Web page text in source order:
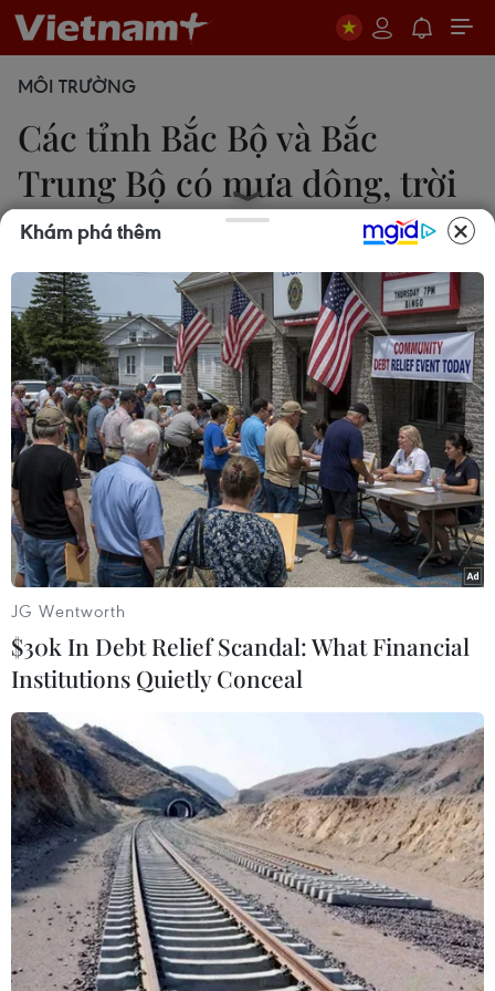
MÔI TRƯỜNG
Các tỉnh Bắc Bộ và Bắc
Trung Bộ có mưa dông, trời
rét
Thắng Trung
28/03/2025 23:44
Do ảnh hưởng của không khí lạnh, khu vực Bắc Bộ
và Bắc Trung Bộ trời rét. Nhiệt độ thấp nhất trong
đợt không khí lạnh này ở Bắc Bộ phổ biến từ 14-17
độ C, vùng núi cao có nơi dưới 12 độ C.
Ảnh minh họa. (Nguồn: TTXVN)
Theo Trung tâm Dự báo Khí tượng Thủy văn
Quốc gia, ngày và đêm 29/3, nhiều khu vực có
mưa dông, riêng Bắc Bộ và Bắc Trung Bộ trời rét
Khám phá thêm
JG Wentworth
$30k In Debt Relief Scandal: What Financial
Institutions Quietly Conceal